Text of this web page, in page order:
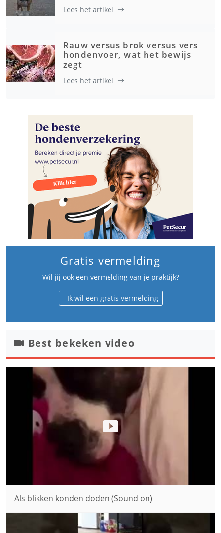
Lees het artikel
Rauw versus brok versus vers
hondenvoer, wat het bewijs
zegt
Lees het artikel
Gratis vermelding
Wil jij ook een vermelding van je praktijk?
Ik wil een gratis vermelding
Best bekeken video
Als blikken konden doden (Sound on)